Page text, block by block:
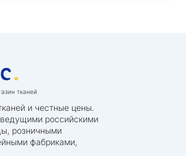
тканей
и честные цены.
российскими
розничными
фабриками,